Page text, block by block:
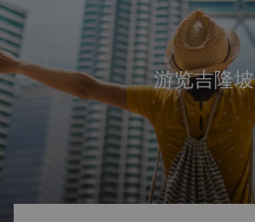
游览吉隆坡